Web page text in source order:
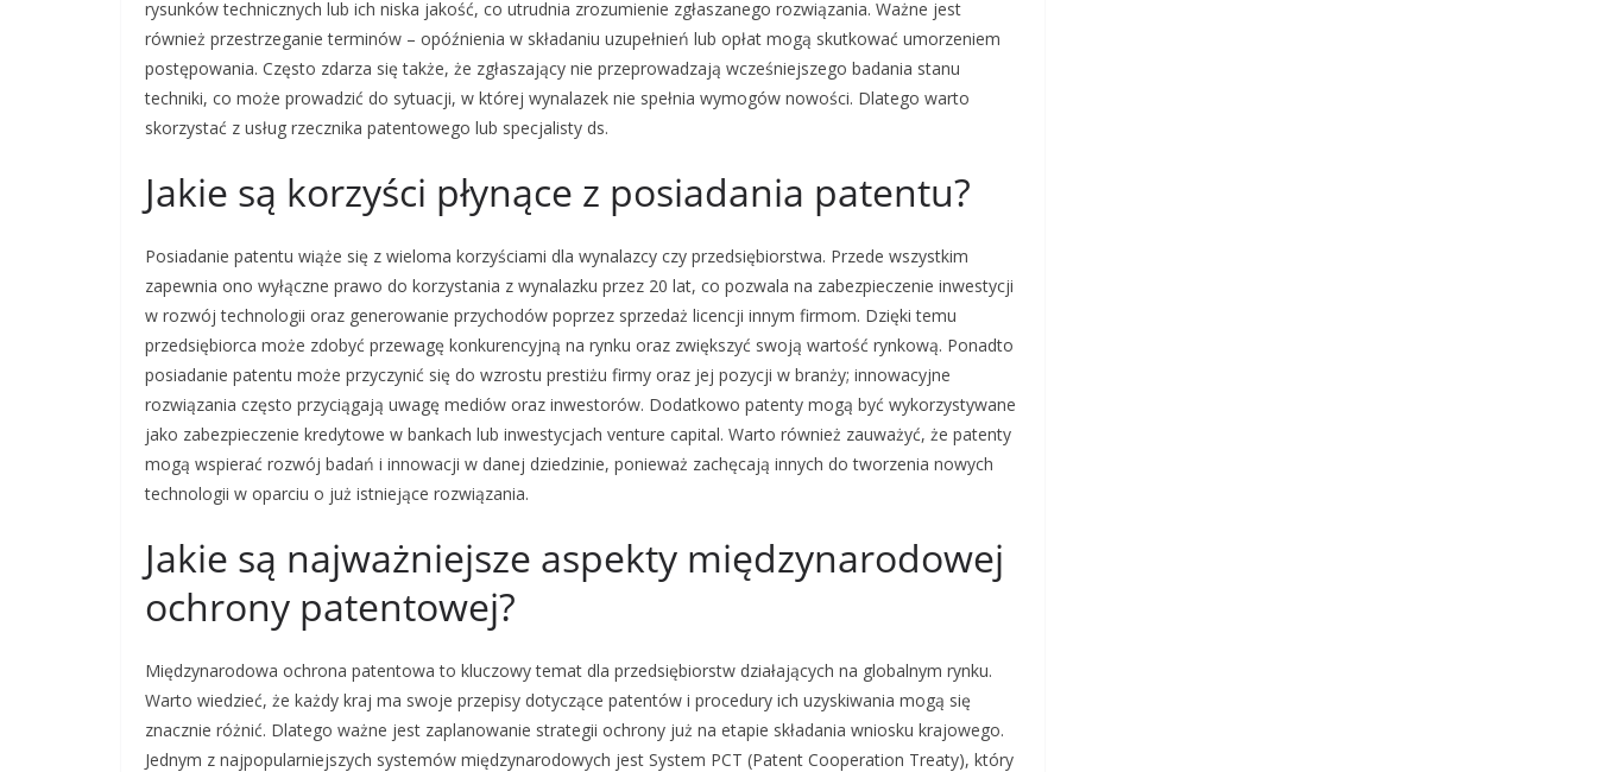
rysunków technicznych lub ich niska jakość, co utrudnia zrozumienie zgłaszanego rozwiązania. Ważne jest
również przestrzeganie terminów – opóźnienia w składaniu uzupełnień lub opłat mogą skutkować umorzeniem
postępowania. Często zdarza się także, że zgłaszający nie przeprowadzają wcześniejszego badania stanu
techniki, co może prowadzić do sytuacji, w której wynalazek nie spełnia wymogów nowości. Dlatego warto
skorzystać z usług rzecznika patentowego lub specjalisty ds.
Jakie są korzyści płynące z posiadania patentu?
Posiadanie patentu wiąże się z wieloma korzyściami dla wynalazcy czy przedsiębiorstwa. Przede wszystkim
zapewnia ono wyłączne prawo do korzystania z wynalazku przez 20 lat, co pozwala na zabezpieczenie inwestycji
w rozwój technologii oraz generowanie przychodów poprzez sprzedaż licencji innym firmom. Dzięki temu
przedsiębiorca może zdobyć przewagę konkurencyjną na rynku oraz zwiększyć swoją wartość rynkową. Ponadto
posiadanie patentu może przyczynić się do wzrostu prestiżu firmy oraz jej pozycji w branży; innowacyjne
rozwiązania często przyciągają uwagę mediów oraz inwestorów. Dodatkowo patenty mogą być wykorzystywane
jako zabezpieczenie kredytowe w bankach lub inwestycjach venture capital. Warto również zauważyć, że patenty
mogą wspierać rozwój badań i innowacji w danej dziedzinie, ponieważ zachęcają innych do tworzenia nowych
technologii w oparciu o już istniejące rozwiązania.
Jakie są najważniejsze aspekty międzynarodowej
ochrony patentowej?
Międzynarodowa ochrona patentowa to kluczowy temat dla przedsiębiorstw działających na globalnym rynku.
Warto wiedzieć, że każdy kraj ma swoje przepisy dotyczące patentów i procedury ich uzyskiwania mogą się
znacznie różnić. Dlatego ważne jest zaplanowanie strategii ochrony już na etapie składania wniosku krajowego.
Jednym z najpopularniejszych systemów międzynarodowych jest System PCT (Patent Cooperation Treaty), który